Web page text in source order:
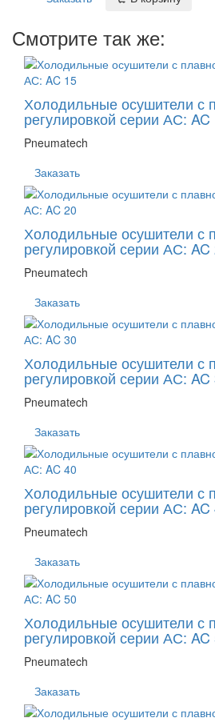
Смотрите так же:
Холодильные осушители с
регулировкой серии АС: AC
Pneumatech
Заказать
Холодильные осушители с
регулировкой серии АС: AC
Pneumatech
Заказать
Холодильные осушители с
регулировкой серии АС: AC
Pneumatech
Заказать
Холодильные осушители с
регулировкой серии АС: AC
Pneumatech
Заказать
Холодильные осушители с
регулировкой серии АС: AC
Pneumatech
Заказать